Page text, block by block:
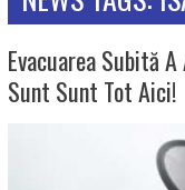
Evacuarea Subită
Sunt Sunt Tot Aici!